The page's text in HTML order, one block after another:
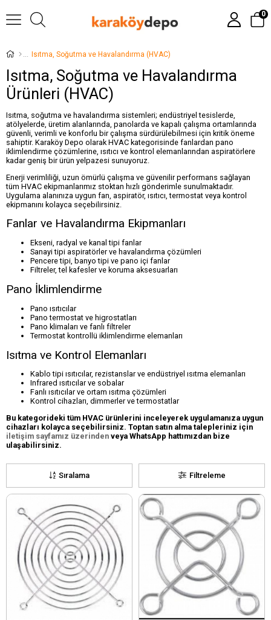
0
Isıtma, Soğutma ve Havalandırma (HVAC)
Isıtma, Soğutma ve Havalandırma
Ürünleri (HVAC)
Isıtma, soğutma ve havalandırma sistemleri; endüstriyel tesislerde,
atölyelerde, üretim alanlarında, panolarda ve kapalı çalışma ortamlarında
güvenli, verimli ve konforlu bir çalışma sürdürülebilmesi için kritik öneme
sahiptir. Karaköy Depo olarak HVAC kategorisinde fanlardan pano
iklimlendirme çözümlerine, ısıtıcı ve kontrol elemanlarından aspiratörlere
kadar geniş bir ürün yelpazesi sunuyoruz.
Enerji verimliliği, uzun ömürlü çalışma ve güvenilir performans sağlayan
tüm HVAC ekipmanlarımız stoktan hızlı gönderimle sunulmaktadır.
Uygulama alanınıza uygun fan, aspiratör, ısıtıcı, termostat veya kontrol
ekipmanını kolayca seçebilirsiniz.
Fanlar ve Havalandırma Ekipmanları
Ekseni, radyal ve kanal tipi fanlar
Sanayi tipi aspiratörler ve havalandırma çözümleri
Pencere tipi, banyo tipi ve pano içi fanlar
Filtreler, tel kafesler ve koruma aksesuarları
Pano İklimlendirme
Pano ısıtıcılar
Pano termostat ve higrostatları
Pano klimaları ve fanlı filtreler
Termostat kontrollü iklimlendirme elemanları
Isıtma ve Kontrol Elemanları
Kablo tipi ısıtıcılar, rezistanslar ve endüstriyel ısıtma elemanları
Infrared ısıtıcılar ve sobalar
Fanlı ısıtıcılar ve ortam ısıtma çözümleri
Kontrol cihazları, dimmerler ve termostatlar
Bu kategorideki tüm HVAC ürünlerini inceleyerek uygulamanıza uygun
cihazları kolayca seçebilirsiniz. Toptan satın alma talepleriniz için
iletişim sayfamız üzerinden veya WhatsApp hattımızdan bize
ulaşabilirsiniz.
Filtreleme
Sıralama